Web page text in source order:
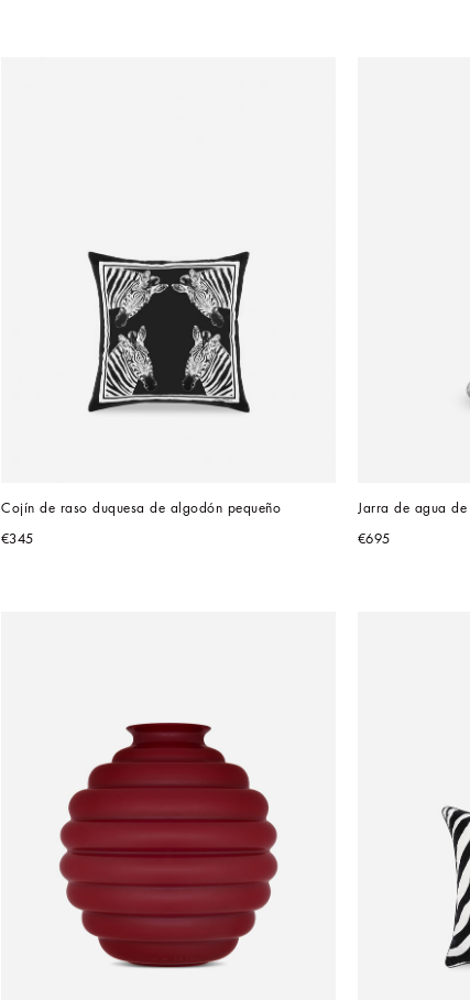
Cojín de raso duquesa de algodón pequeño
€345
Jarra de agua
€695